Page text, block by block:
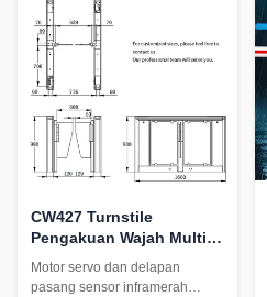
CW427 Turnstile
Pengakuan Wajah Multi-
Faktor untuk Manajemen
Motor servo dan delapan
pasang sensor inframerah